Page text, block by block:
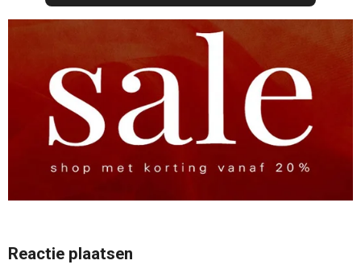
Reactie plaatsen